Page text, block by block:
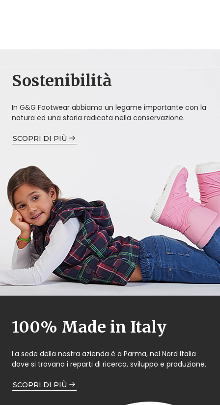
Sostenibilità
In G&G Footwear abbiamo un legame importante con la
natura ed una storia radicata nella conservazione.
SCOPRI DI PIÙ
100% Made in Italy
La sede della nostra azienda è a Parma, nel Nord Italia
dove si trovano i reparti di ricerca, sviluppo e produzione.
SCOPRI DI PIÙ